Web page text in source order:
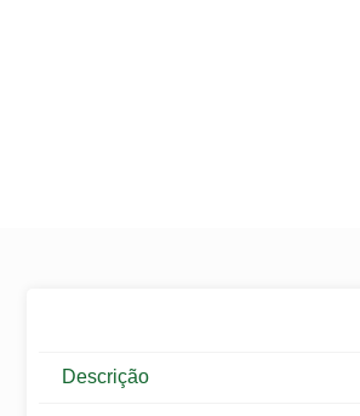
Descrição